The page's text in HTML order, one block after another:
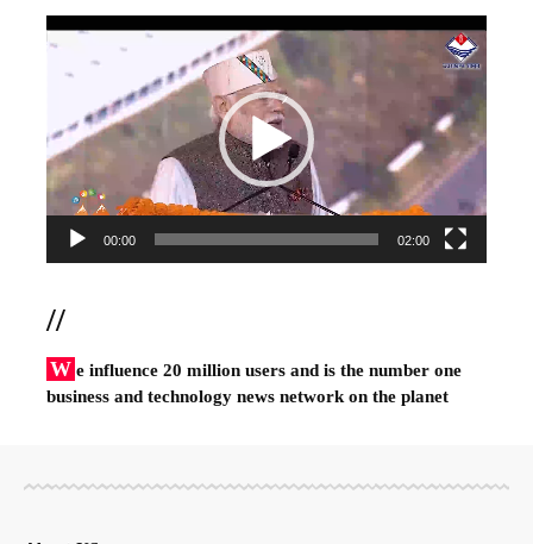
Video
00:00 02:00
//
W e influence 20 million users and is the number one
business and technology news network on the planet